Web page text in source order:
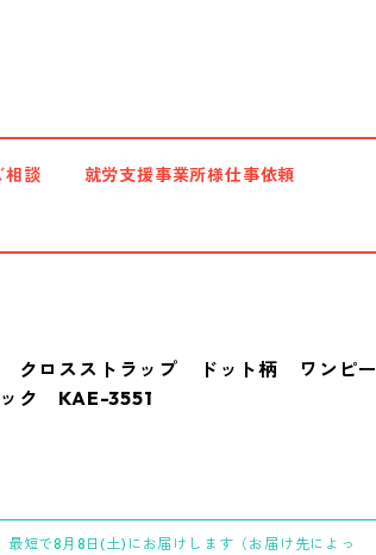
相談 就労支援事業所様仕事依頼
クロスストラップ ドット柄 ワンピー
ク KAE-3551
短で8月8日(土)にお届けします（お届け先によっ